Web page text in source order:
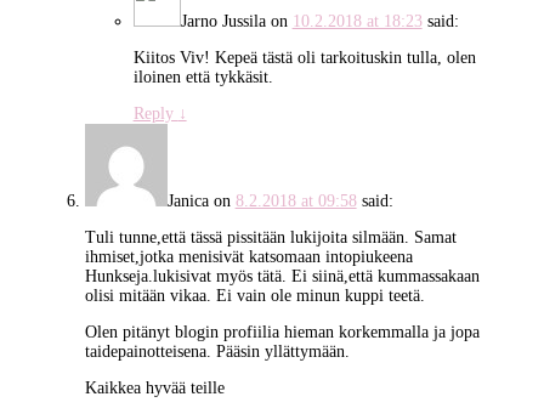
Jarno Jussilaon 10.2.2018 at 18:23 said:
Kiitos Viv! Kepeä tästä oli tarkoituskin tulla, olen
iloinen että tykkäsit.
Reply ↓
Janicaon 8.2.2018 at 09:58 said:
Tuli tunne,että tässä pissitään lukijoita silmään. Samat
ihmiset,jotka menisivät katsomaan intopiukeena
Hunkseja.lukisivat myös tätä. Ei siinä,että kummassakaan
olisi mitään vikaa. Ei vain ole minun kuppi teetä.
Olen pitänyt blogin profiilia hieman korkemmalla ja jopa
taidepainotteisena. Pääsin yllättymään.
Kaikkea hyvää teille